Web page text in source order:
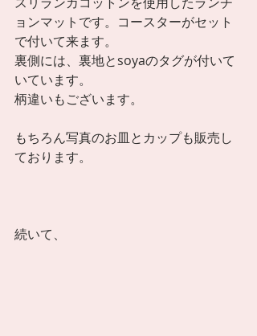
ョンマットです。コースターがセット
で付いて来ます。
裏側には、裏地とsoyaのタグが付いて
いています。
柄違いもございます。
もちろん写真のお皿とカップも販売し
ております。
続いて、